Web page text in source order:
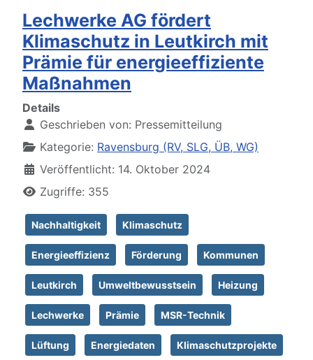
Lechwerke AG fördert
Klimaschutz in Leutkirch mit
Prämie für energieeffiziente
Maßnahmen
Details
Geschrieben von: Pressemitteilung
Kategorie: Ravensburg (RV, SLG, ÜB, WG)
Veröffentlicht: 14. Oktober 2024
Zugriffe: 355
Nachhaltigkeit Klimaschutz
Energieeffizienz Förderung Kommunen
Leutkirch Umweltbewusstsein Heizung
Lechwerke Prämie MSR-Technik
Lüftung Energiedaten Klimaschutzprojekte